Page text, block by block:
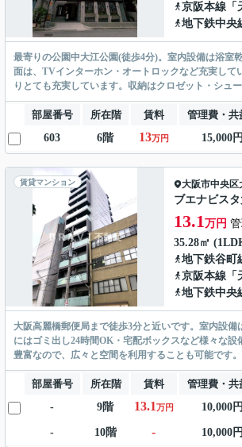
京阪本線 「
地下鉄中央
最寄りの公園中大江公園(徒歩4分)。室内設備は浴室
面は、TVインターホン・オートロックなど充実し
りとても充実しています。収納はクロゼット・シュ
部屋番号 所在階 賃料 管理費・共
603
6階 13万円 15,000円
賃貸マンション 大阪市中央区
ブエナビス
13.1万円
35.28㎡
地下鉄谷町
京阪本線 「
地下鉄中央
大阪高麗橋郵便局まで徒歩3分と近いです。室内設
にはゴミ出し24時間OK・宅配ボックスなど様々な
豊富なので、広々と空間を利用することも可能です
部屋番号 所在階 賃料 管理費・共
-
9階 13.1万円 10,000円
- 10階 - 10,000円